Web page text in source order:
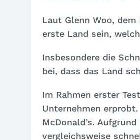
Laut Glenn Woo,
erste Land sein,
Insbesondere die
bei, dass das Land
Im Rahmen erster
Unternehmen
McDonald’s.
vergleichsweise